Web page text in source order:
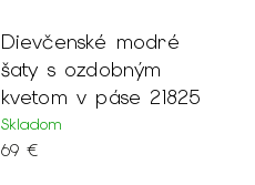
Dievčenské modré
šaty s ozdobným
kvetom v páse 21825
Skladom
69 €